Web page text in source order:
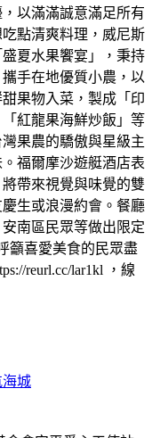
以滿滿誠意滿足所有
點清爽料理，威尼斯
夏水果饗宴」，秉持
手在地優質小農，以
果物入菜，製成「印
紅龍果海鮮炒飯」等
果農的驕傲與星級主
福爾摩沙遊艇酒店表
帶來視覺與味覺的雙
生或浪漫約會。餐廳
南區民眾等做出限定
籲喜愛美食的民眾盡
reurl.cc/lar1kl ，線
城